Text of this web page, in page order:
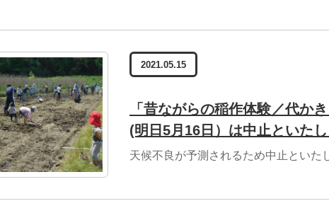
2021.05.15
「昔ながらの稲作体験／代か
(明日5月16日）は中止といたし
天候不良が予測されるため中止といた